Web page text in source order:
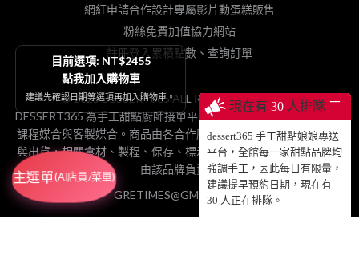
現在有 30 人排隊 ─
dessert365 手工甜點娘娘專送
平台，全館每一家甜點品牌均
強調手工，因此每日有限量，
建議提早預約日期，現在有
30 人正在排隊。
網紅申請合作設計專屬影片動蛋糕販售
粉絲免費加值協力網站
註冊登入累積點數、查詢訂單
© 2025 DESSERT365 ALL RIGHTS RESERVED.
DESSERT365 為手工甜點廚師接單平台，協助線上市集產品預購、
課程媒合與客製媒合。商品由各合作廚師／工作室品牌製作、包裝
與出貨，相關食材、製程、保存、標示及產品責任險，依食品法規
由該品牌負責。
GRETIMES@GMAIL.COM
目前選項: NT$2455
點我加入購物車
建議先確認日期等選項再加入購物車。
主選單(AI店員/菜單)